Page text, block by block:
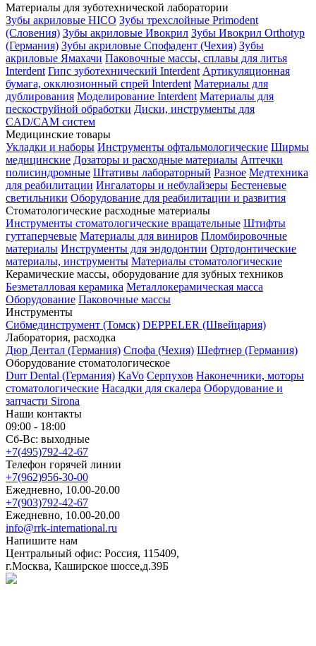
Материалы для зуботехнической лаборатории
Зубы акриловые HICO Зубы трехслойные Primodent
(Словения) Зубы акриловые Ивокрил Зубы Ивокрил Orthotyp
(Германия) Зубы акриловые Спофадент (Чехия) Зубы
акриловые Ямахачи Паковочные массы, сплавы для литья
Interdent Гипс зуботехнический Interdent Артикуляционная
бумага, окклюзионный спрей Interdent Материалы для
дублирования Моделирование Interdent Материалы для
пескоструйной обработки Диски, инструменты для
CAD/CAM систем
Медицинские товары
Укладки и наборы Инструменты офтальмологические Ширмы
медицинские Дозаторы и расходные материалы Аптечки
полисиндромные Штативы лабораторный Разное Медтехника
для реабилитации Ингалаторы и небулайзеры Бестеневые
светильники Оборудование для реабилитации и развития
Стоматологические расходные материалы
Инструменты стоматологические вращательные Штифты
гуттаперчевые Материалы для виниров Пломбировочные
материалы Инструменты для эндодонтии Ортодонтические
материалы, инструменты Материалы стоматологические
Керамические массы, оборудование для зубных техников
Безметалловая керамика Металлокерамическая масса
Оборудование Паковочные массы
Инструменты
Cибмединструмент (Томск) DEPPELER (Швейцария)
Лаборатория, расходка
Дюр Дентал (Германия) Спофа (Чехия) Шефтнер (Германия)
Оборудование стоматологическое
Durr Dental (Германия) KaVo Серпухов Наконечники, моторы
стоматологические Насадки для скалера Оборудование и
запчасти Sirona
Наши контакты
09:00 - 18:00
Сб-Вс: выходные
+7(495)792-42-67
Телефон горячей линии
+7(962)956-30-00
Ежедневно, 10.00-20.00
+7(903)792-42-67
Ежедневно, 10.00-20.00
info@rrk-international.ru
Напишите нам
Центральный офис: Россия, 115409,
г.Москва, Каширское шоссе,д.39Б